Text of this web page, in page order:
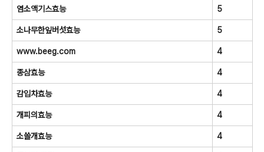
염소액기스효능 5
소나무한잎버섯효능 5
www.beeg.com 4
종삼효능 4
감입차효능 4
개피의효능 4
소쓸개효능 4